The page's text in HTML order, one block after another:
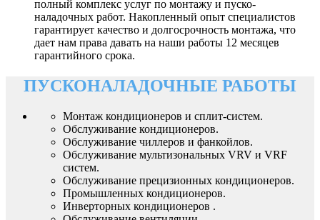
полный комплекс услуг по монтажу и пуско-
наладочных работ. Накопленный опыт специалистов
гарантирует качество и долгосрочность монтажа, что
дает нам права давать на наши работы 12 месяцев
гарантийного срока.
ПУСКОНАЛАДОЧНЫЕ РАБОТЫ
Монтаж кондиционеров и сплит-систем.
Обслуживание кондиционеров.
Обслуживание чиллеров и фанкойлов.
Обслуживание мультизональных VRV и VRF
систем.
Обслуживание прецизионных кондиционеров.
Промышленных кондиционеров.
Инверторных кондиционеров .